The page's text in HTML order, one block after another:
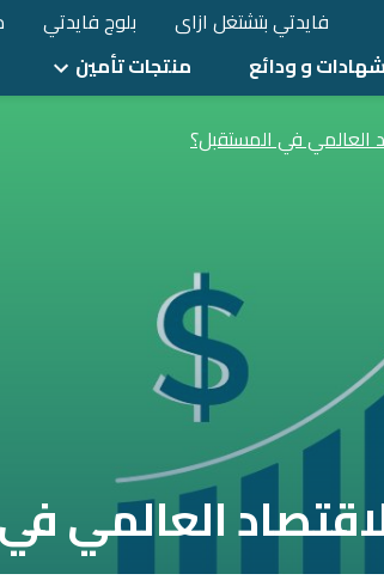
فايدتي بتشتغل ازاى بلوج فايدتي
شهادات و ودائع منتجات تأمين
العالمي في المستقبل؟
العالمي